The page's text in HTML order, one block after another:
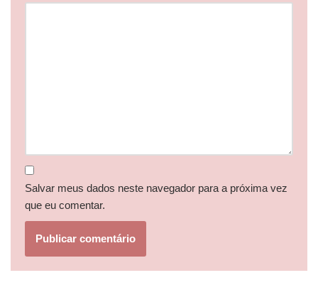
Salvar meus dados neste navegador para a próxima vez
que eu comentar.